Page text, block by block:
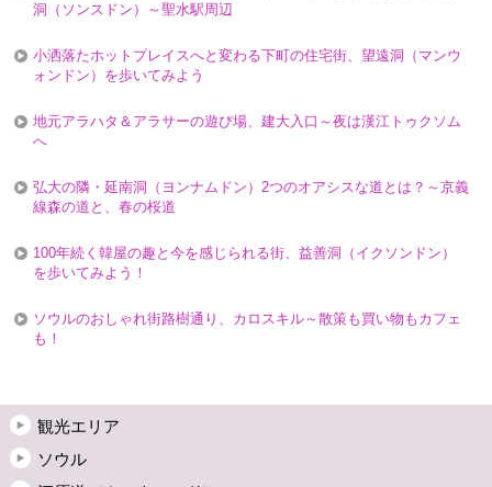
洞（ソンスドン）～聖水駅周辺
小洒落たホットプレイスへと変わる下町の住宅街、望遠洞（マンウ
ォンドン）を歩いてみよう
地元アラハタ＆アラサーの遊び場、建大入口～夜は漢江トゥクソム
へ
弘大の隣・延南洞（ヨンナムドン）2つのオアシスな道とは？～京義
線森の道と、春の桜道
100年続く韓屋の趣と今を感じられる街、益善洞（イクソンドン）
を歩いてみよう！
ソウルのおしゃれ街路樹通り、カロスキル～散策も買い物もカフェ
も！
観光エリア
ソウル